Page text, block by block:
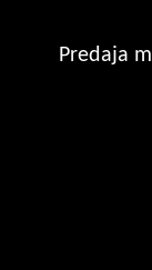
Predaja